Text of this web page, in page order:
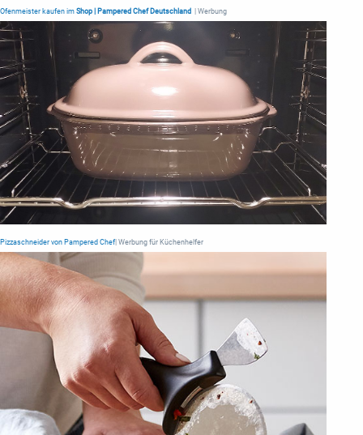
Ofenmeister kaufen im Shop | Pampered Chef Deutschland | Werbung
Pizzaschneider von Pampered Chef | Werbung für Küchenhelfer